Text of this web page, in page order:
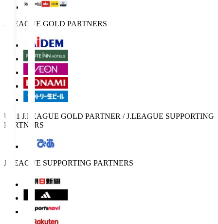
J.LEAGUE GOLD PARTNERS
U-21 J.LEAGUE GOLD PARTNER / J.LEAGUE SUPPORTING
PARTNERS
J.LEAGUE SUPPORTING PARTNERS